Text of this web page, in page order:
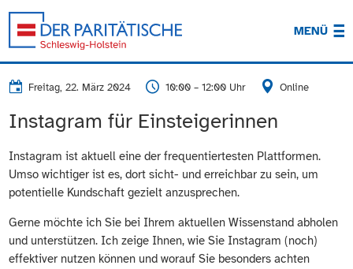
MENÜ
Freitag, 22. März 2024 10:00 – 12:00 Uhr Online
Instagram für Einsteigerinnen
Instagram ist aktuell eine der frequentiertesten Plattformen.
Umso wichtiger ist es, dort sicht- und erreichbar zu sein, um
potentielle Kundschaft gezielt anzusprechen.
Gerne möchte ich Sie bei Ihrem aktuellen Wissenstand abholen
und unterstützen. Ich zeige Ihnen, wie Sie Instagram (noch)
effektiver nutzen können und worauf Sie besonders achten